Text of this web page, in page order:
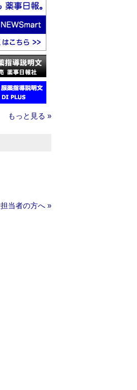
もっと見る »
当者の方へ »